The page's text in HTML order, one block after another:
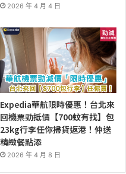
2026 年 4 月 4 日
Expedia華航限時優惠！台北來
回機票勁抵價【700蚊有找】包
23kg行李任你掃貨返港！仲送
精緻餐點添
2026 年 4 月 8 日